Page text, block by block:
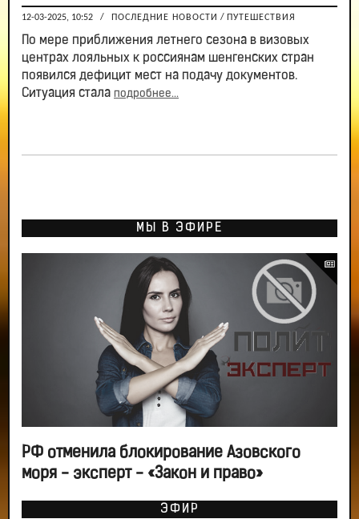
12-03-2025, 10:52 / ПОСЛЕДНИЕ НОВОСТИ / ПУТЕШЕСТВИЯ
По мере приближения летнего сезона в визовых
центрах лояльных к россиянам шенгенских стран
появился дефицит мест на подачу документов.
Ситуация стала подробнее...
МЫ В ЭФИРЕ
РФ отменила блокирование Азовского
моря - эксперт - «Закон и право»
ЭФИР